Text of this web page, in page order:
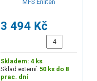
3 494 Kč
Skladem: 4 ks
Sklad externí: 50 ks do 8
prac. dní